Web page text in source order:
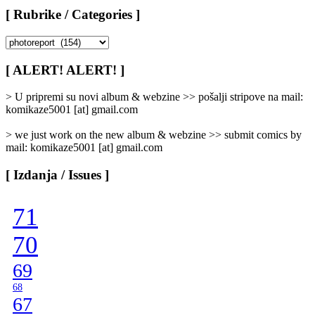
[ Rubrike / Categories ]
/
Categories
]
[ ALERT! ALERT! ]
> U pripremi su novi album & webzine >> pošalji stripove na mail:
komikaze5001 [at] gmail.com
> we just work on the new album & webzine >> submit comics by
mail: komikaze5001 [at] gmail.com
[ Izdanja / Issues ]
71
70
69
68
67